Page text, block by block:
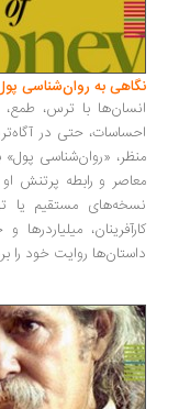
به روان‌شناسی پول |
با ترس، طمع،
حتی در آگاه‌ترین
«روان‌شناسی پول» بیش از
و رابطه پرتنش او با
مستقیم یا
میلیاردرها و
روایت خود را